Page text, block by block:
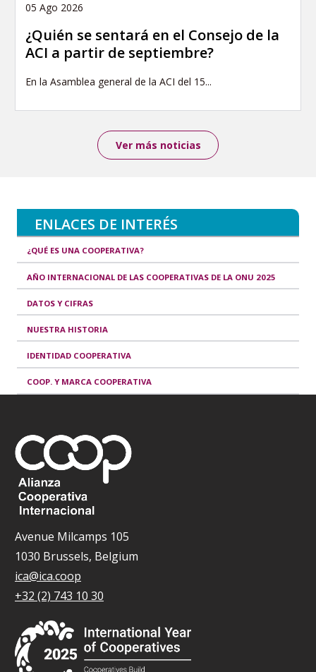
05 Ago 2026
¿Quién se sentará en el Consejo de la
ACI a partir de septiembre?
En la Asamblea general de la ACI del 15...
Ver más noticias
ENLACES DE INTERÉS
¿QUÉ ES UNA COOPERATIVA?
AÑO INTERNACIONAL DE LAS COOPERATIVAS DE LA ONU 2025
DATOS Y CIFRAS
NUESTRA HISTORIA
IDENTIDAD COOPERATIVA
COOP. Y MARCA COOPERATIVA
Avenue Milcamps 105
1030 Brussels, Belgium
ica@ica.coop
+32 (2) 743 10 30